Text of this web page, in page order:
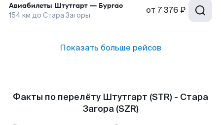
Авиабилеты Штутгарт — Бургас
154 км до Стара Загоры от 7 376 ₽
Показать больше рейсов
Факты по перелёту Штутгарт (STR) - Стара
Загора (SZR)